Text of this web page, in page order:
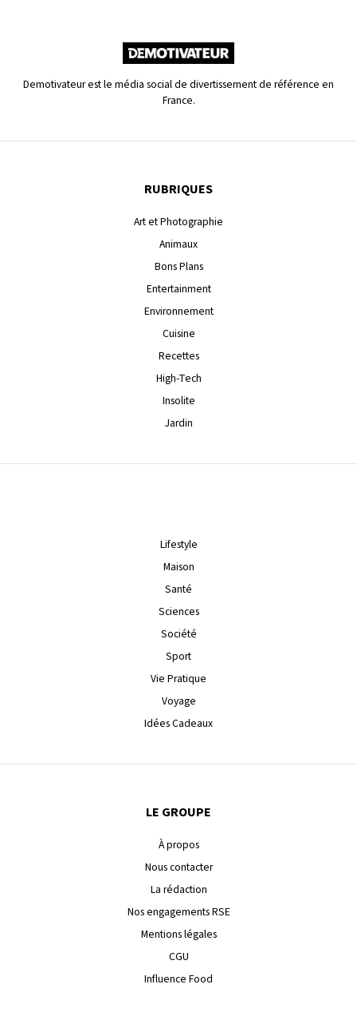
Demotivateur est le média social de divertissement de référence en
France.
RUBRIQUES
Art et Photographie
Animaux
Bons Plans
Entertainment
Environnement
Cuisine
Recettes
High-Tech
Insolite
Jardin
Lifestyle
Maison
Santé
Sciences
Société
Sport
Vie Pratique
Voyage
Idées Cadeaux
LE GROUPE
À propos
Nous contacter
La rédaction
Nos engagements RSE
Mentions légales
CGU
Influence Food